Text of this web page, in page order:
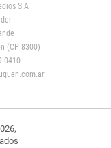
S.A
(CP 8300)
0410